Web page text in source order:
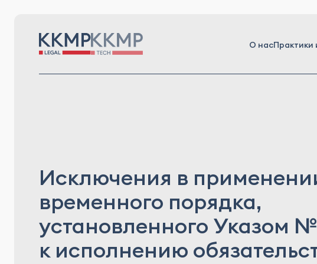
О насПрактики
Исключения в
временного порядка,
установленного Указом
к исполнению